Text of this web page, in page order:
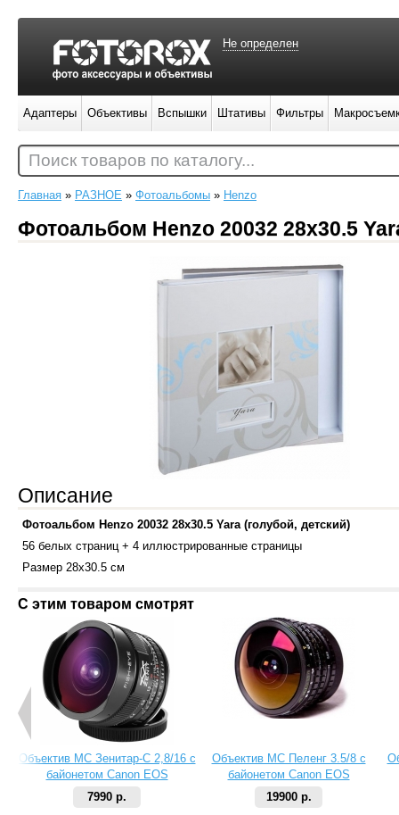
Главная » РАЗНОЕ » Фотоальбомы » Henzo
Фотоальбом Henzo 20032 28x30.5
Описание
Фотоальбом Henzo 20032 28x30.5 Yara (голубой, детский)
56 белых страниц + 4 иллюстрированные страницы
Размер 28x30.5 см
С этим товаром смотрят
Объектив МС Зенитар-C 2,8/16 с
байонетом Canon EOS
7990 р.
Объектив МС Пеленг 3.5/8 с
байонетом Canon EOS
19900 р.
Не определен
Адаптеры Объективы Вспышки Штативы Фильтры
Поиск товаров по каталогу...